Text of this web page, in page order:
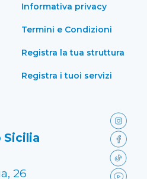
Informativa privacy
Termini e Condizioni
Registra la tua struttura
Registra i tuoi servizi
26